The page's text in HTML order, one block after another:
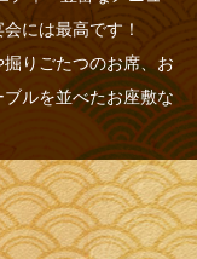
には最高です！
りごたつのお席、お
ルを並べたお座敷な